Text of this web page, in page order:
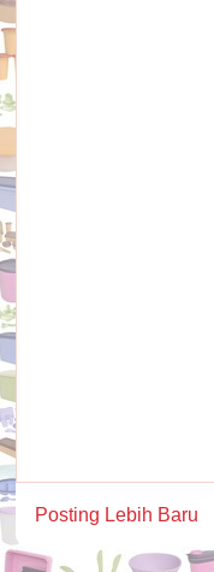
Posting Lebih Baru